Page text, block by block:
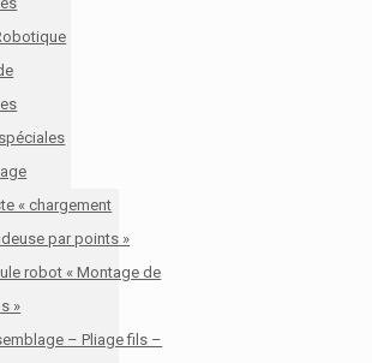
« chargement
par points »
robot « Montage de
»
– Pliage fils –